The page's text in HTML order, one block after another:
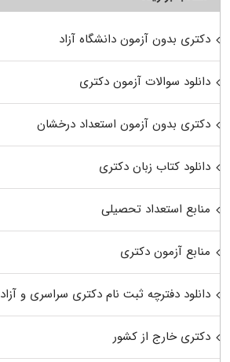
دکتری بدون آزمون دانشگاه آزاد
دانلود سوالات آزمون دکتری
دکتری بدون آزمون استعداد درخشان
دانلود کتاب زبان دکتری
منابع استعداد تحصیلی
منابع آزمون دکتری
دانلود دفترچه ثبت نام دکتری سراسری و آزاد
دکتری خارج از کشور